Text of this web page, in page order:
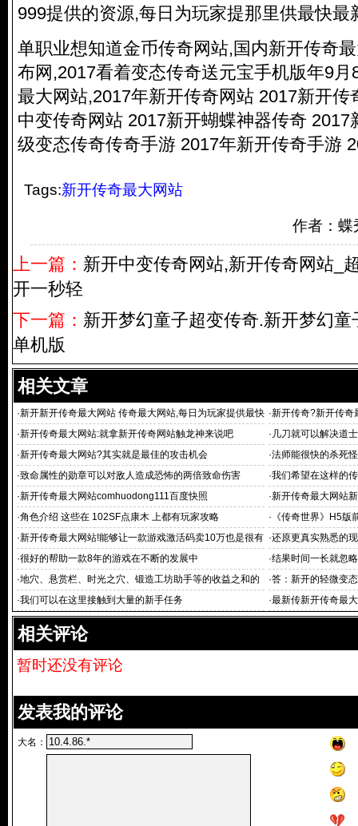
999提供的资源,每日为玩家提那里供最快最
单职业想知道金币传奇网站,国内新开传奇
布网,2017看着变态传奇送元宝手机版年9月
最大网站,2017年新开传奇网站 2017新开传
中变传奇网站 2017新开蝴蝶神器传奇 2017
级变态传奇传奇手游 2017年新开传奇手游
Tags:新开传奇最大网站
作者：
上一篇： 新开中变传奇网站,新开传奇网站_
开一秒轻
下一篇： 新开梦幻童子超变传奇.新开梦幻
单机版
相关文章
·新开新开传奇最大网站 传奇最大网站,每日为玩家提供最快
最新
·新开传奇?新开传奇
传奇
·新开传奇最大网站:就拿新开传奇网站触龙神来说吧 · 几刀就可以解决道
·新开传奇最大网站?其实就是最佳的攻击机会 ·法师能很快的杀死
·致命属性的勋章可以对敌人造成恐怖的两倍致命伤害 ·我们希望在这样的
·新开传奇最大网站comhuodong111百度快照 ·新开传奇最大网站
性
·角色介绍 这些在 102SF点康木 上都有玩家攻略 · 《传奇世界》H5
网站 桶金
·新开传奇最大网站!能够让一款游戏激活码卖10万也是很有
底气的
·还原更真实熟悉的
·很好的帮助一款8年的游戏在不断的发展中 ·结果时间一长就忽
·地穴、悬赏栏、时光之穴、锻造工坊助手等的收益之和的
1
·答：新开的轻微变
·我们可以在这里接触到大量的新手任务 ·最新传新开传奇最
传奇游戏排行榜(7)
相关评论
暂时还没有评论
发表我的评论
大名：